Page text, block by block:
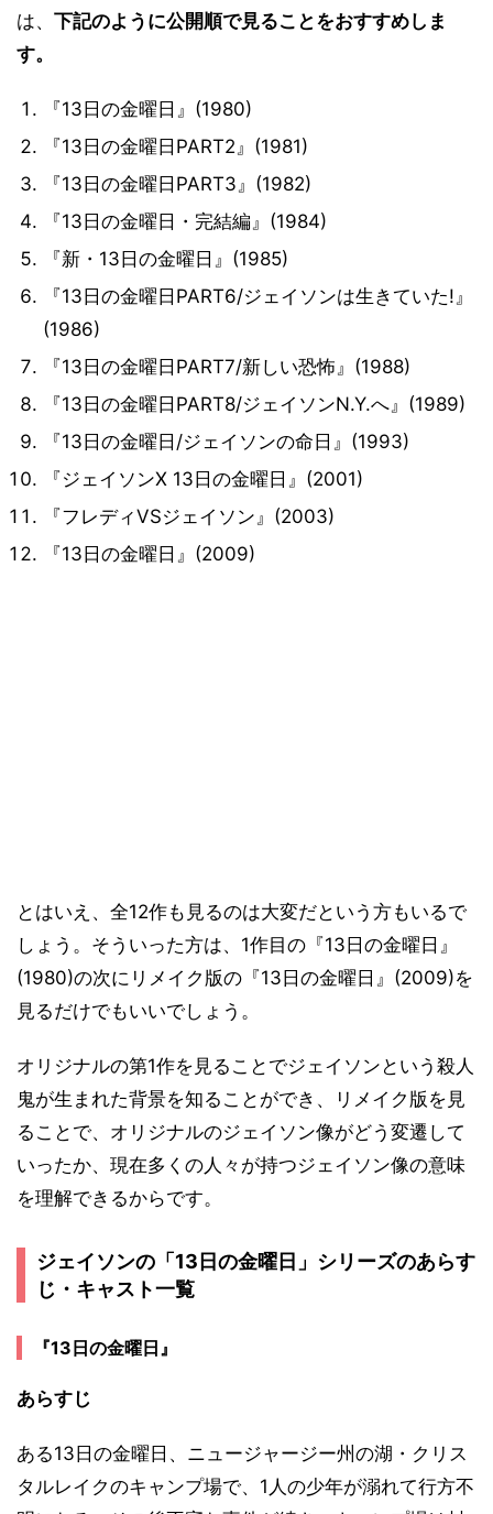
は、 下記のように公開順で見ることをおすすめしま
す。
『13日の金曜日』(1980)
『13日の金曜日PART2』(1981)
『13日の金曜日PART3』(1982)
『13日の金曜日・完結編』(1984)
『新・13日の金曜日』(1985)
『13日の金曜日PART6/ジェイソンは生きていた!』
(1986)
『13日の金曜日PART7/新しい恐怖』(1988)
『13日の金曜日PART8/ジェイソンN.Y.へ』(1989)
『13日の金曜日/ジェイソンの命日』(1993)
『ジェイソンX 13日の金曜日』(2001)
『フレディVSジェイソン』(2003)
『13日の金曜日』(2009)
とはいえ、全12作も見るのは大変だという方もいるで
しょう。そういった方は、1作目の『13日の金曜日』
(1980)の次にリメイク版の『13日の金曜日』(2009)を
見るだけでもいいでしょう。
オリジナルの第1作を見ることでジェイソンという殺人
鬼が生まれた背景を知ることができ、リメイク版を見
ることで、オリジナルのジェイソン像がどう変遷して
いったか、現在多くの人々が持つジェイソン像の意味
を理解できるからです。
ジェイソンの「13日の金曜日」シリーズのあらす
じ・キャスト一覧
『13日の金曜日』
あらすじ
ある13日の金曜日、ニュージャージー州の湖・クリス
タルレイクのキャンプ場で、1人の少年が溺れて行方不